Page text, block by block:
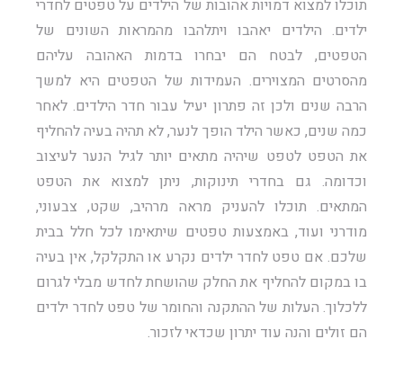
תוכלו למצוא דמויות אהובות של הילדים על טפטים לחדרי
ילדים. הילדים יאהבו ויתלהבו מהמראות השונים של
הטפטים, לבטח הם יבחרו בדמות האהובה עליהם
מהסרטים המצוירים. העמידות של הטפטים היא למשך
הרבה שנים ולכן זה פתרון יעיל עבור חדר הילדים. לאחר
כמה שנים, כאשר הילד הופך לנער, לא תהיה בעיה להחליף
את הטפט לטפט שיהיה מתאים יותר לגיל הנער לעיצוב
וכדומה. גם בחדרי תינוקות, ניתן למצוא את הטפט
המתאים. תוכלו להעניק מראה מרהיב, שקט, צבעוני,
מודרני ועוד, באמצעות טפטים שיתאימו לכל חלל בבית
שלכם. אם טפט לחדר ילדים נקרע או התקלקל, אין בעיה
בו במקום להחליף את החלק שהושחת לחדש מבלי לגרום
ללכלוך. העלות של ההתקנה והחומר של טפט לחדר ילדים
הם זולים והנה עוד יתרון שכדאי לזכור.